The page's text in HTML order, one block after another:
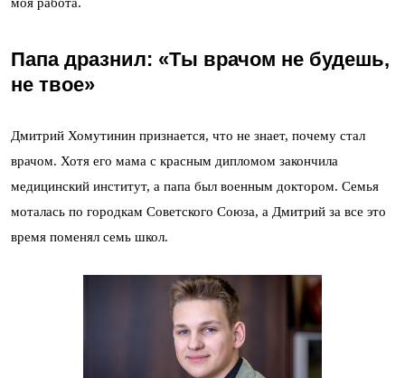
моя работа.
Папа дразнил: «Ты врачом не будешь,
не твое»
Дмитрий Хомутинин признается, что не знает, почему стал
врачом. Хотя его мама с красным дипломом закончила
медицинский институт, а папа был военным доктором. Семья
моталась по городкам Советского Союза, а Дмитрий за все это
время поменял семь школ.